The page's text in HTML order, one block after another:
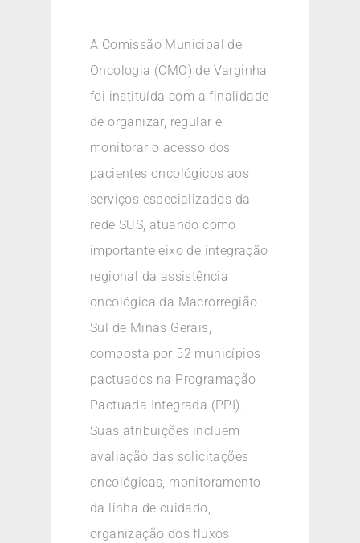
A Comissão Municipal de
Oncologia (CMO) de Varginha
foi instituída com a finalidade
de organizar, regular e
monitorar o acesso dos
pacientes oncológicos aos
serviços especializados da
rede SUS, atuando como
importante eixo de integração
regional da assistência
oncológica da Macrorregião
Sul de Minas Gerais,
composta por 52 municípios
pactuados na Programação
Pactuada Integrada (PPI).
Suas atribuições incluem
avaliação das solicitações
oncológicas, monitoramento
da linha de cuidado,
organização dos fluxos